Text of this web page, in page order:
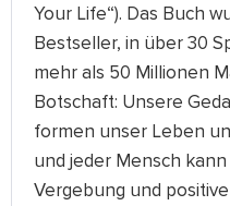
Your Life“). Das Buch
Bestseller, in über 30
mehr als 50 Millionen
Botschaft: Unsere
formen unser Leben
und jeder Mensch
Vergebung und